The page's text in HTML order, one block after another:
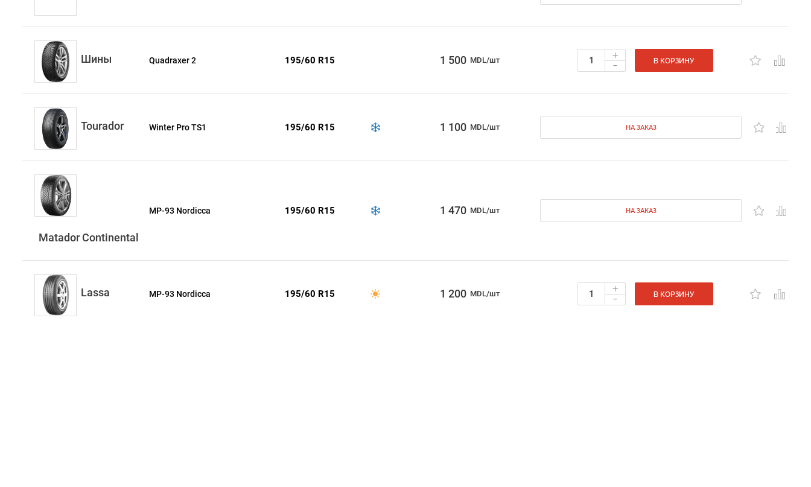
Шины Quadraxer 2 195/60 R15 1 500 MDL/шт +
- В КОРЗИНУ
Tourador Winter Pro TS1 195/60 R15 1 100 MDL/шт НА ЗАКАЗ
Matador Continental
MP-93 Nordicca 195/60 R15 1 470 MDL/шт НА ЗАКАЗ
Lassa MP-93 Nordicca 195/60 R15 1 200 MDL/шт +
- В КОРЗИНУ